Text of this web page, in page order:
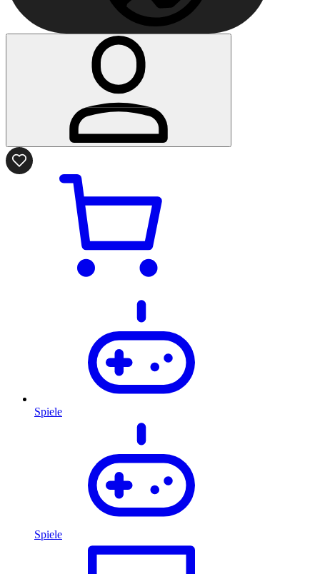
Spiele
Spiele